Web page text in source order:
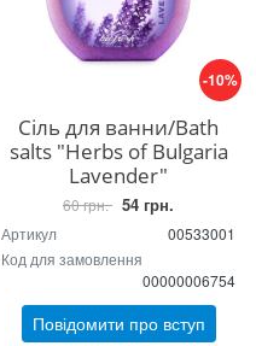
-10%
Сіль для ванни/Bath
salts "Herbs of Bulgaria
Lavender"
60 грн. 54 грн.
Артикул
00533001
Код для замовлення
00000006754
Повідомити про вступ